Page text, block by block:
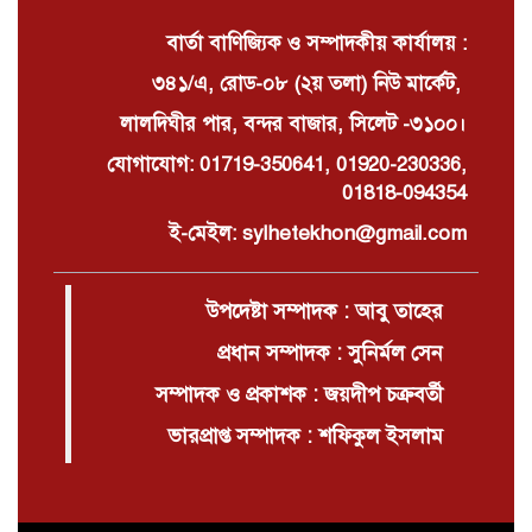
বার্তা বাণিজ্যিক ও সম্পাদকীয় কার্যালয় :
৩৪১/এ, রোড-০৮ (২য় তলা) নিউ মার্কেট,
লালদিঘীর পার, বন্দর বাজার, সিলেট -৩১০০।
যোগাযোগ: 01719-350641, 01920-230336,
01818-094354
ই-মেইল: sylhetekhon@gmail.com
উপদেষ্টা সম্পাদক : আবু তাহের
প্রধান সম্পাদক : সুনির্মল সেন
সম্পাদক ও প্রকাশক : জয়দীপ চক্রবর্তী
ভারপ্রাপ্ত সম্পাদক : শফিকুল ইসলাম